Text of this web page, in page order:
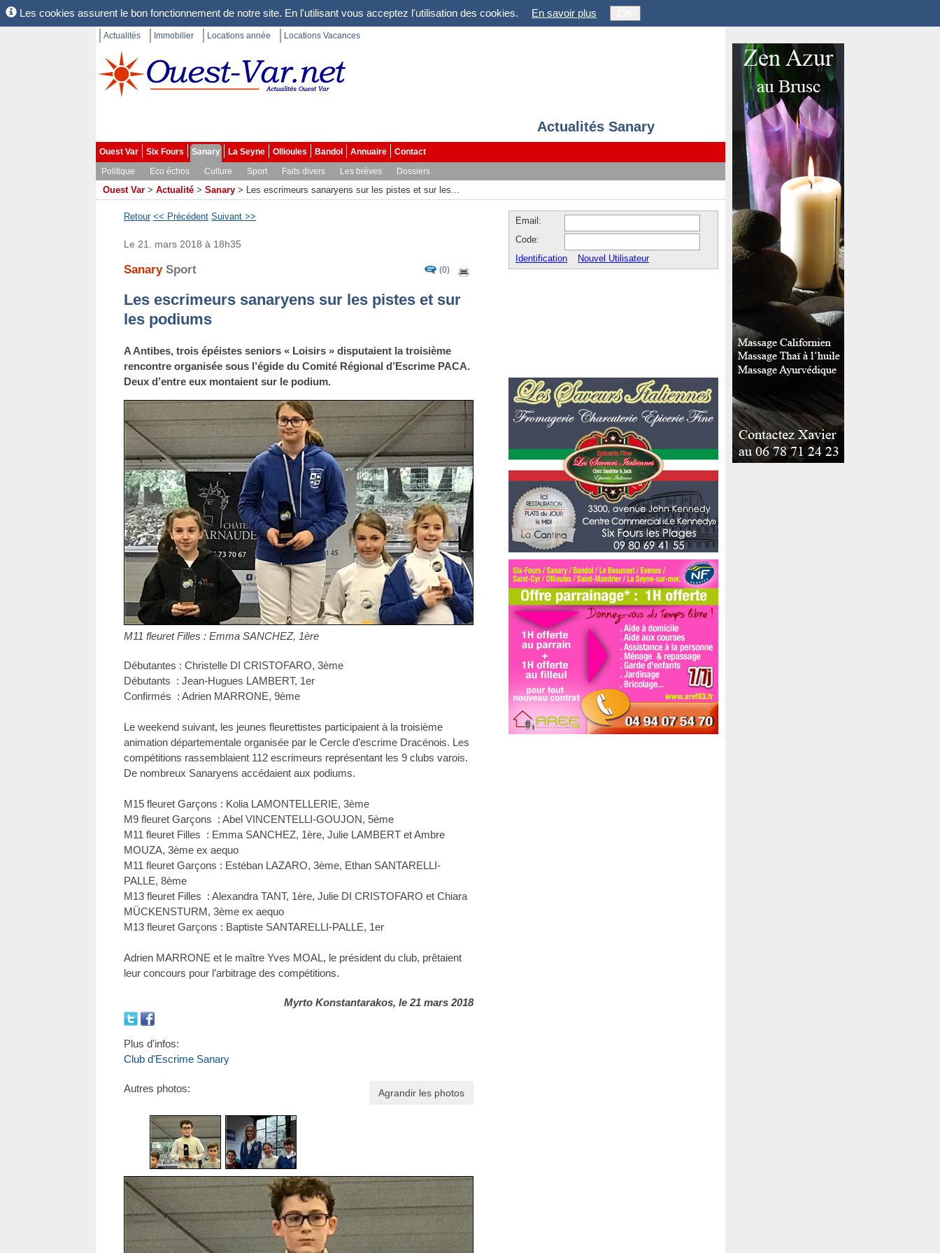
Les cookies assurent le bon fonctionnement de notre site. En l'utilisant vous acceptez l'utilisation des cookies. En savoir plus
Actualités Immobilier Locations année Locations Vacances
Actualités Sanary
Ouest Var Six Fours Sanary La Seyne Ollioules Bandol Annuaire
Contact
Politique
Eco échos Culture Sport Faits divers Les brèves Dossiers
Ouest Var > Actualité > Sanary > Les escrimeurs sanaryens sur les pistes et sur les...
Retour << Précédent Suivant >>
(0)
Le 21. mars 2018 à 18h35
Sanary Sport
Les escrimeurs sanaryens sur les pistes et sur
les podiums
A Antibes, trois épéistes seniors « Loisirs » disputaient la troisième
rencontre organisée sous l’égide du Comité Régional d’Escrime PACA.
Deux d’entre eux montaient sur le podium.
M11 fleuret Filles : Emma SANCHEZ, 1ère
Débutantes : Christelle DI CRISTOFARO, 3ème
Débutants : Jean-Hugues LAMBERT, 1er
Confirmés : Adrien MARRONE, 9ème
Le weekend suivant, les jeunes fleurettistes participaient à la troisième
animation départementale organisée par le Cercle d’escrime Dracénois. Les
compétitions rassemblaient 112 escrimeurs représentant les 9 clubs varois.
De nombreux Sanaryens accédaient aux podiums.
M15 fleuret Garçons : Kolia LAMONTELLERIE, 3ème
M9 fleuret Garçons : Abel VINCENTELLI-GOUJON, 5ème
M11 fleuret Filles : Emma SANCHEZ, 1ère, Julie LAMBERT et Ambre
MOUZA, 3ème ex aequo
M11 fleuret Garçons : Estéban LAZARO, 3ème, Ethan SANTARELLI-
PALLE, 8ème
M13 fleuret Filles : Alexandra TANT, 1ère, Julie DI CRISTOFARO et Chiara
MÜCKENSTURM, 3ème ex aequo
M13 fleuret Garçons : Baptiste SANTARELLI-PALLE, 1er
Adrien MARRONE et le maître Yves MOAL, le président du club, prêtaient
leur concours pour l’arbitrage des compétitions.
Myrto Konstantarakos, le 21 mars 2018
Plus d'infos:
Club d'Escrime Sanary
Agrandir les photos
Autres photos:
Email:
Code:
Identification
Nouvel Utilisateur